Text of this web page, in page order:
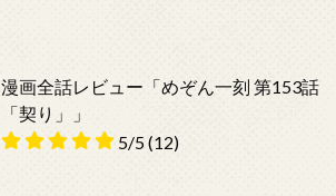
漫画全話レビュー「めぞん一刻 第153話
「契り」」
5/5(12)